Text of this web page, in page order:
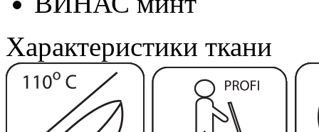
Характеристики ткани